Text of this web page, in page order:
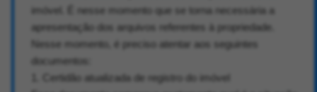
imóvel. É nesse momento que se torna necessária a
apresentação dos arquivos referentes à propriedade.
Nesse momento, é preciso atentar aos seguintes
documentos:
1. Certidão atualizada de registro do imóvel